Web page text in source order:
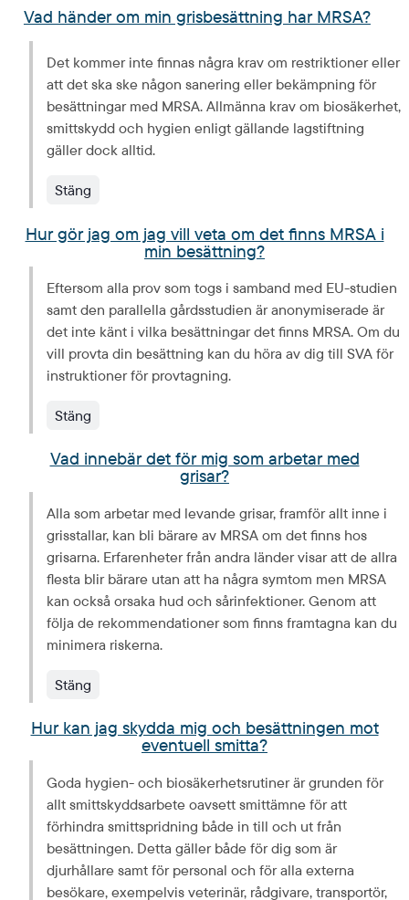
Vad händer om min grisbesättning har MRSA?
Det kommer inte finnas några krav om restriktioner eller
att det ska ske någon sanering eller bekämpning för
besättningar med MRSA. Allmänna krav om biosäkerhet,
smittskydd och hygien enligt gällande lagstiftning
gäller dock alltid.
Stäng
Hur gör jag om jag vill veta om det finns MRSA i
min besättning?
Eftersom alla prov som togs i samband med EU-studien
samt den parallella gårdsstudien är anonymiserade är
det inte känt i vilka besättningar det finns MRSA. Om du
vill provta din besättning kan du höra av dig till SVA för
instruktioner för provtagning.
Stäng
Vad innebär det för mig som arbetar med
grisar?
Alla som arbetar med levande grisar, framför allt inne i
grisstallar, kan bli bärare av MRSA om det finns hos
grisarna. Erfarenheter från andra länder visar att de allra
flesta blir bärare utan att ha några symtom men MRSA
kan också orsaka hud och sårinfektioner. Genom att
följa de rekommendationer som finns framtagna kan du
minimera riskerna.
Stäng
Hur kan jag skydda mig och besättningen mot
eventuell smitta?
Goda hygien- och biosäkerhetsrutiner är grunden för
allt smittskyddsarbete oavsett smittämne för att
förhindra smittspridning både in till och ut från
besättningen. Detta gäller både för dig som är
djurhållare samt för personal och för alla externa
besökare, exempelvis veterinär, rådgivare, transportör,